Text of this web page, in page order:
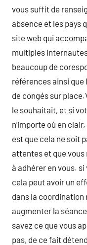
vous suffit de
absence et les pays
site web qui
multiples
beaucoup de
références ainsi que
de congés sur
le souhaitait, et si
n’importe où en
est que cela ne soit
attentes et que vous
à adhérer en vous.
cela peut avoir un
dans la coordination
augmenter la
savez ce que vous
pas, de ce fait